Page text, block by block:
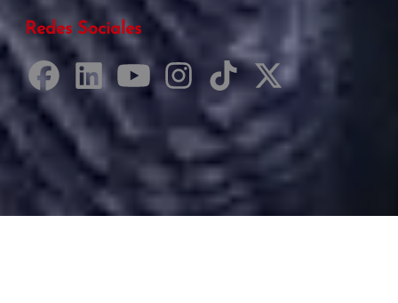
Redes Sociales
Desarrollado por Just Quality